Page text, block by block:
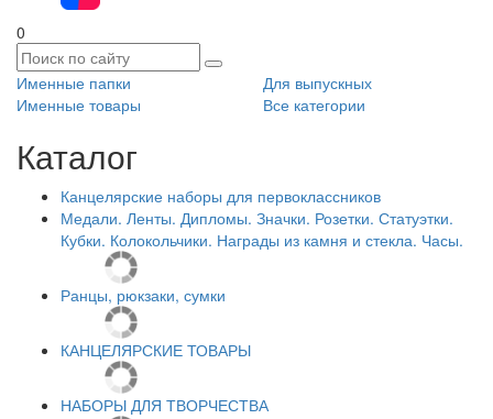
0
Именные папки
Для выпускных
Именные товары
Все категории
Каталог
Канцелярские наборы для первоклассников
Медали. Ленты. Дипломы. Значки. Розетки. Статуэтки.
Кубки. Колокольчики. Награды из камня и стекла. Часы.
Ранцы, рюкзаки, сумки
КАНЦЕЛЯРСКИЕ ТОВАРЫ
НАБОРЫ ДЛЯ ТВОРЧЕСТВА